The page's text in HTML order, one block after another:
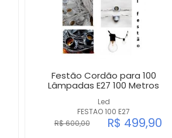
Led
FESTAO 100 E27
Festão Cordão para 100
Lâmpadas E27 100 Metros
R$ 600,00 R$ 499,90